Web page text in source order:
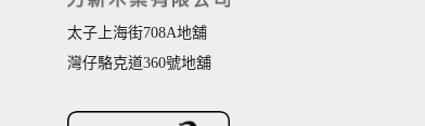
太子上海街708A地舖
灣仔駱克道360號地舖